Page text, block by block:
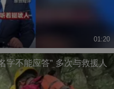
01:20
字不能应答” 多次与救援人